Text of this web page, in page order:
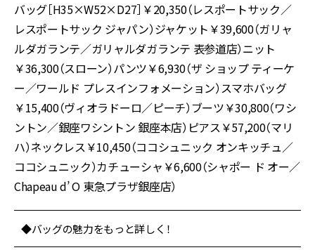
バッグ［H35×W52×D27］￥20,350（レスポートサック／
レスポートサック ジャパン）ジャケット￥39,600（ガリャ
ルダガランテ／ガリャルダガランテ 表参道店）ニット
￥36,300（スローン）パンツ￥6,930（ザ ショップ ティーケ
ー／ワールド プレスインフォメーション）スマホバッグ
￥15,400（ヴィオラドーロ／ピーチ）ブーツ￥30,800（ワシ
ントン／銀座ワシントン 銀座本店）ピアス￥57,200（マリ
ハ）ネックレス￥10,450（ココシュニック オンキッチュ／
ココシュニック）カチューシャ￥6,600（シャポー ド オー／
Chapeau d’ O 東急プラザ銀座店）
◆バッグの魅力をもっと詳しく！